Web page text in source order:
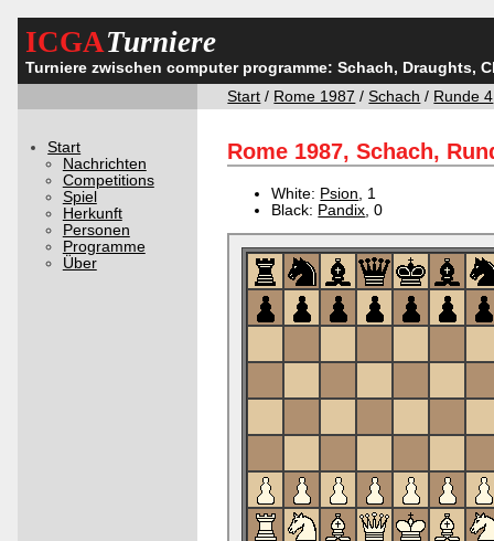
ICGATurniere
Turniere zwischen computer programme: Schach, Draughts,
Start / Rome 1987 /Schach / Runde 4
Start
Nachrichten
Competitions
Spiel
Herkunft
Personen
Programme
Über
Rome 1987, Schach,
White: Psion , 1
Black: Pandix , 0